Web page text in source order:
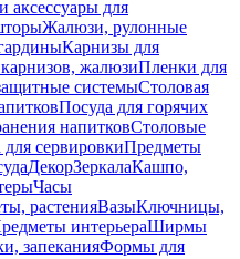
для
Жалюзи, рулонные
Карнизы для
жалюзиПленки для
системыСтоловая
Посуда для горячих
напитковСтоловые
сервировкиПредметы
ДекорЗеркалаКашпо,
Часы
растенияВазыКлючницы,
интерьераШирмы
запеканияФормы для